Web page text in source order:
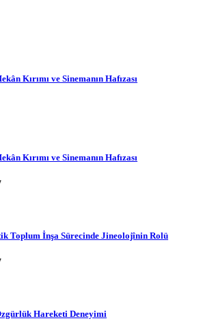
Kırımı ve Sinemanın Hafızası
Kırımı ve Sinemanın Hafızası
Toplum İnşa Sürecinde Jineolojînin Rolü
Hareketi Deneyimi